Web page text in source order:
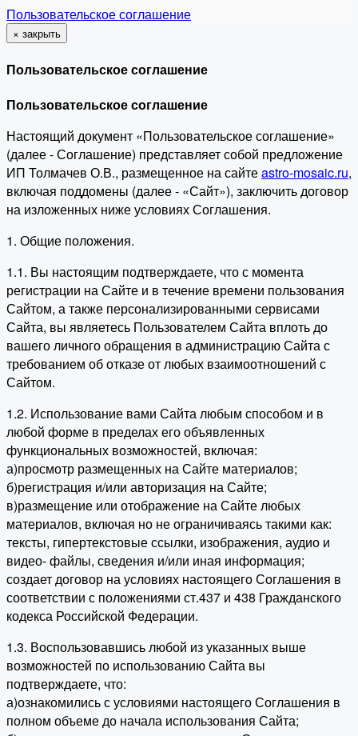
Пользовательское соглашение
× закрыть
Пользовательское соглашение
Пользовательское соглашение
Настоящий документ «Пользовательское соглашение»
(далее - Соглашение) представляет собой предложение
ИП Толмачев О.В., размещенное на сайтеastro-mosaic.ru,
включая поддомены (далее - «Сайт»), заключить договор
на изложенных ниже условиях Соглашения.
1. Общие положения.
1.1. Вы настоящим подтверждаете, что с момента
регистрации на Сайте и в течение времени пользования
Сайтом, а также персонализированными сервисами
Сайта, вы являетесь Пользователем Сайта вплоть до
вашего личного обращения в администрацию Сайта с
требованием об отказе от любых взаимоотношений с
Сайтом.
1.2. Использование вами Сайта любым способом и в
любой форме в пределах его объявленных
функциональных возможностей, включая:
а)просмотр размещенных на Сайте материалов;
б)регистрация и/или авторизация на Сайте;
в)размещение или отображение на Сайте любых
материалов, включая но не ограничиваясь такими как:
тексты, гипертекстовые ссылки, изображения, аудио и
видео- файлы, сведения и/или иная информация;
создает договор на условиях настоящего Соглашения в
соответствии с положениями ст.437 и 438 Гражданского
кодекса Российской Федерации.
1.3. Воспользовавшись любой из указанных выше
возможностей по использованию Сайта вы
подтверждаете, что:
а)ознакомились с условиями настоящего Соглашения в
полном объеме до начала использования Сайта;